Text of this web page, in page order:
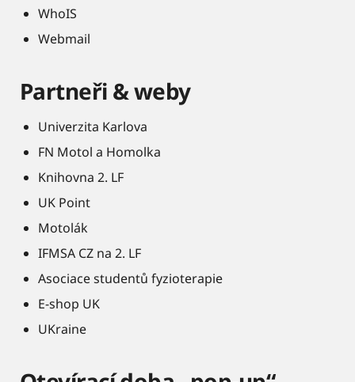
WhoIS
Webmail
Partneři & weby
Univerzita Karlova
FN Motol a Homolka
Knihovna 2. LF
UK Point
Motolák
IFMSA CZ na 2. LF
Asociace studentů fyzioterapie
E-shop UK
UKraine